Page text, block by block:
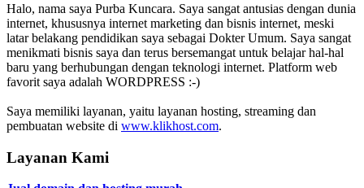
Halo, nama saya Purba Kuncara. Saya sangat antusias dengan dunia
internet, khususnya internet marketing dan bisnis internet, meski
latar belakang pendidikan saya sebagai Dokter Umum. Saya sangat
menikmati bisnis saya dan terus bersemangat untuk belajar hal-hal
baru yang berhubungan dengan teknologi internet. Platform web
favorit saya adalah WORDPRESS :-)
Saya memiliki layanan, yaitu layanan hosting, streaming dan
pembuatan website di www.klikhost.com.
Layanan Kami